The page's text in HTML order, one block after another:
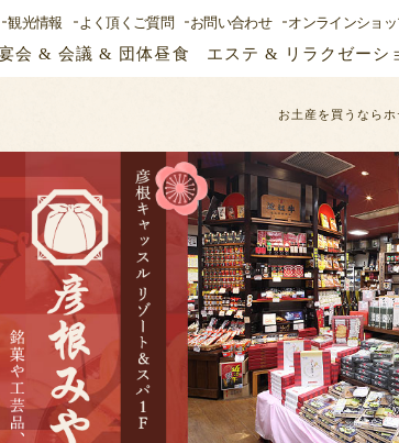
会 & 会議 & 団体昼食 エステ & リラクゼーシ
観光情報 よく頂くご質問 お問い合わせ オンラインショ
お土産を買うなら
部屋数 大人
名
会員ログイン
予約の確認・変更・キャンセ